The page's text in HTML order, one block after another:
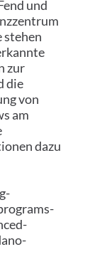
und
zur
die
von
am
dazu